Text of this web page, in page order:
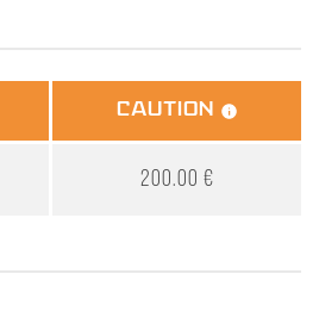
Caution
200.00 €